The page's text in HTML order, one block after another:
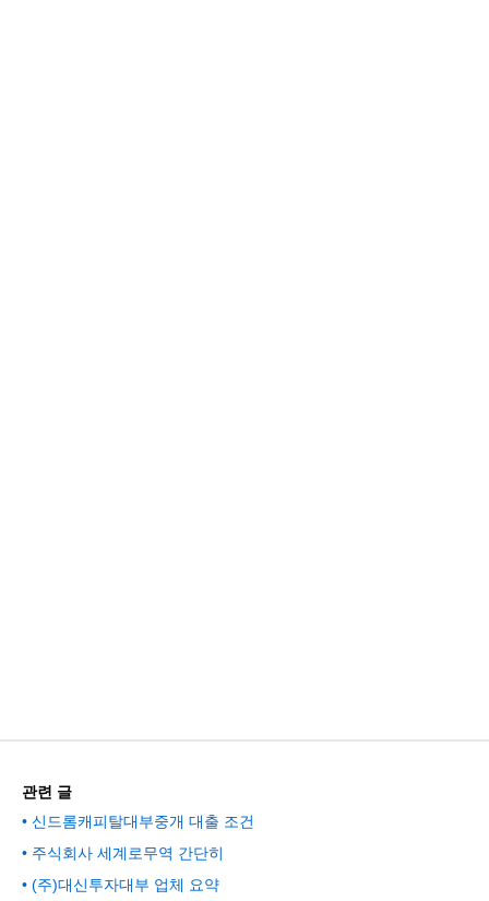
관련 글
신드롬캐피탈대부중개 대출 조건
주식회사 세계로무역 간단히
(주)대신투자대부 업체 요약